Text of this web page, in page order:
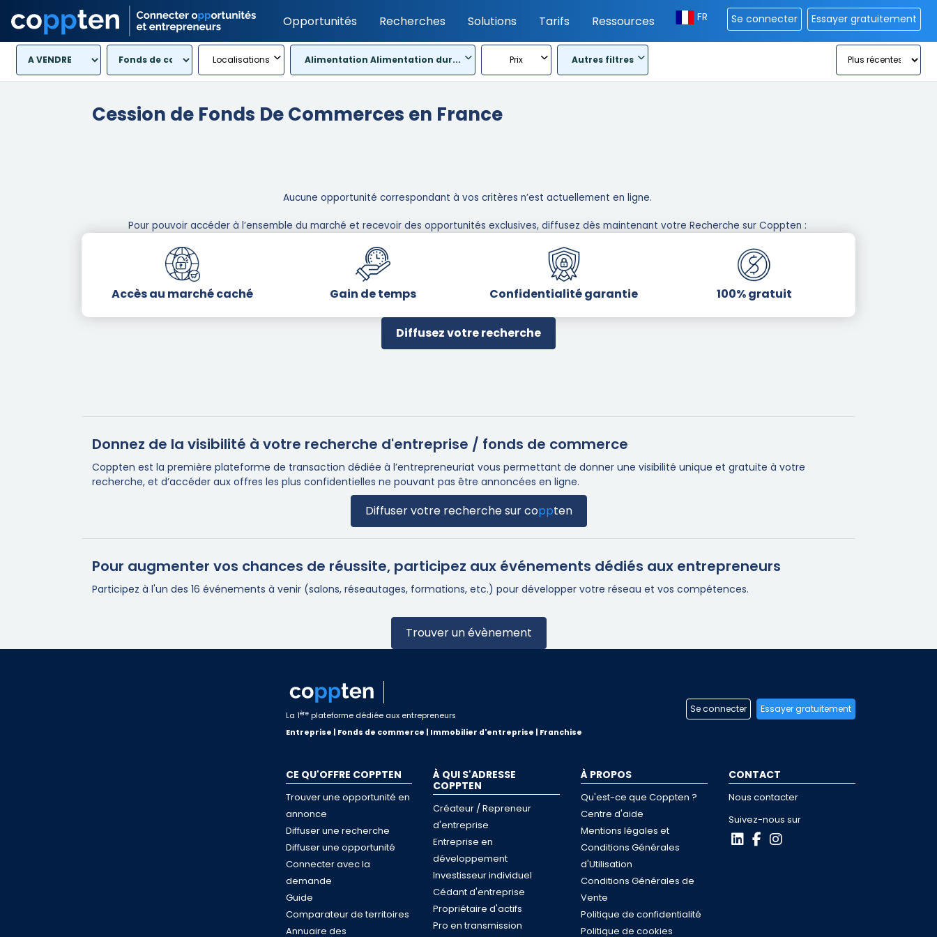
Opportunités Recherches Solutions Tarifs Ressources FR Se connecter Essayer gratuitement
Localisations Alimentation Alimentation dur... Prix Autres filtres
Cession de Fonds De Commerces en France
Aucune opportunité correspondant à vos critères n’est actuellement en ligne. ​
Pour pouvoir accéder à l’ensemble du marché et recevoir des opportunités exclusives, diffusez dès maintenant votre Recherche sur Coppten : ​
Accès au marché caché Gain de temps Confidentialité garantie 100% gratuit
Diffusez votre recherche
Donnez de la visibilité à votre recherche d'entreprise / fonds de commerce
Coppten est la première plateforme de transaction dédiée à l’entrepreneuriat vous permettant de donner une visibilité unique et gratuite à votre
recherche, et d’accéder aux offres les plus confidentielles ne pouvant pas être annoncées en ligne.
Diffuser votre recherche surcoppten
Pour augmenter vos chances de réussite, participez aux événements dédiés aux entrepreneurs
Participez à l'un des 16 événements à venir (salons, réseautages, formations, etc.) pour développer votre réseau et vos compétences.
Trouver un évènement
La 1èreplateforme dédiée aux entrepreneurs
Entreprise | Fonds de commerce | Immobilier d'entreprise | Franchise
Se connecter Essayer gratuitement
CE QU'OFFRE COPPTEN
Trouver une opportunité en
annonce
Diffuser une recherche
Diffuser une opportunité
Connecter avec la
demande
Guide
Comparateur de territoires
Annuaire des
À QUI S'ADRESSE
COPPTEN
Créateur / Repreneur
d'entreprise
Entreprise en
développement
Investisseur individuel
Cédant d'entreprise
Propriétaire d'actifs
Pro en transmission
À PROPOS
Qu'est-ce que Coppten ?
Centre d'aide
Mentions légales et
Conditions Générales
d'Utilisation
Conditions Générales de
Vente
Politique de confidentialité
Politique de cookies
CONTACT
Nous contacter
Suivez-nous sur